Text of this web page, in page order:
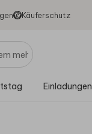
Käuferschutz
Einladungen